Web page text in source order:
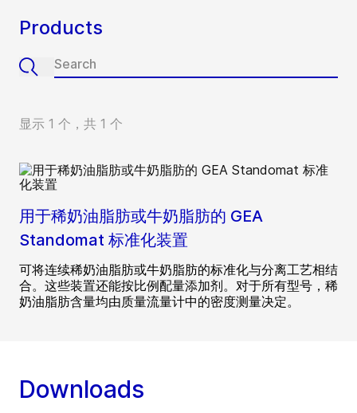
Products
显示 1 个，共 1 个
用于稀奶油脂肪或牛奶脂肪的 GEA
Standomat 标准化装置
可将连续稀奶油脂肪或牛奶脂肪的标准化与分离工艺相结
合。这些装置还能按比例配量添加剂。对于所有型号，稀
奶油脂肪含量均由质量流量计中的密度测量决定。
Downloads